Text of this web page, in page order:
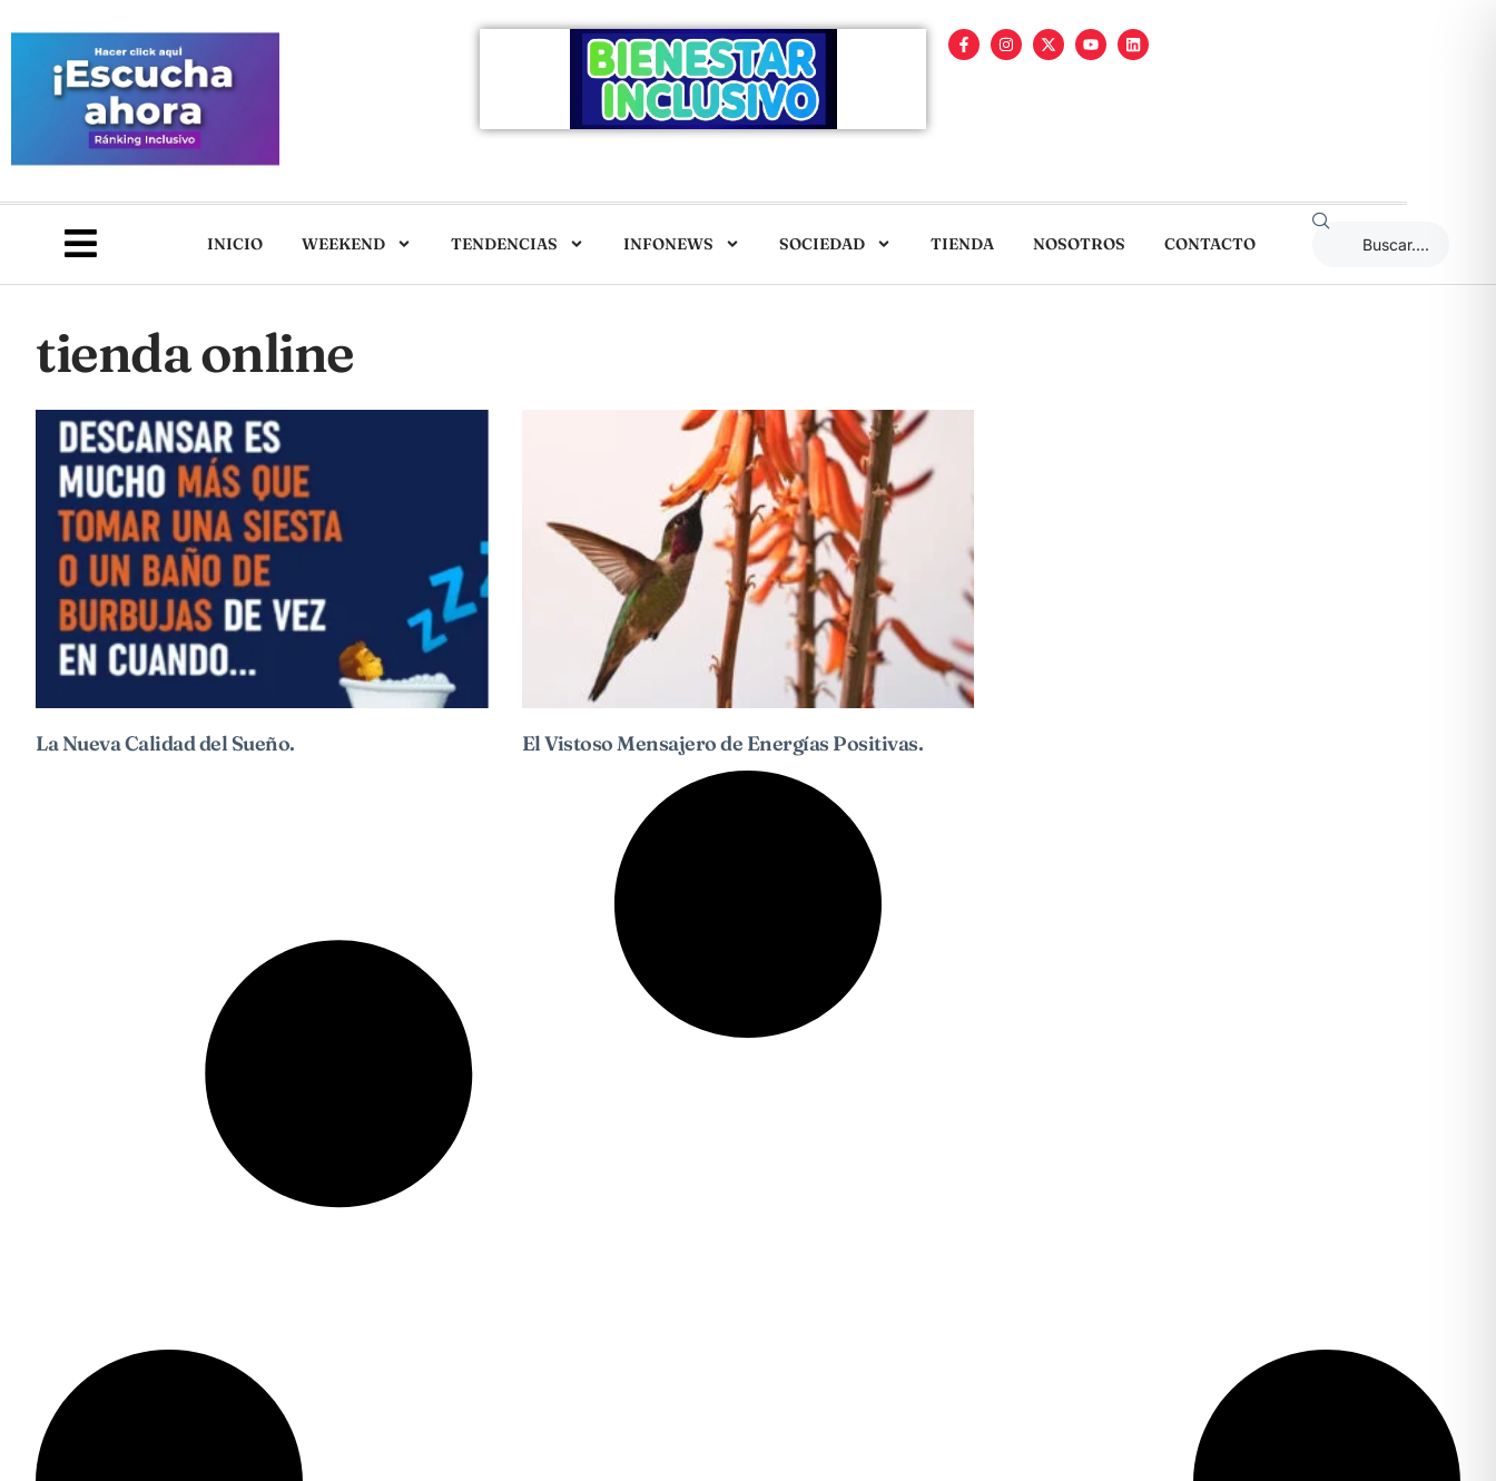
INICIO WEEKEND TENDENCIAS INFONEWS SOCIEDAD TIENDA NOSOTROS CONTACTO
tienda online
La Nueva Calidad del Sueño. El Vistoso Mensajero de Energías Positivas.